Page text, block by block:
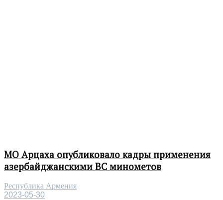
МО Арцаха опубликовало кадры применения
азербайджанскими ВС минометов
Республика Армения
2023-05-30